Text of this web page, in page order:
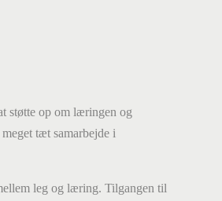
støtte op om læringen og
tæt samarbejde i
leg og læring. Tilgangen til